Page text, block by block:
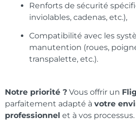
Renforts de sécurité
inviolables, cadenas, etc.),
Compatibilité avec les
manutention (roues,
transpalette, etc.).
Notre priorité ? Vous offrir un
parfaitement adapté à votre
professionnel et à vos processus.